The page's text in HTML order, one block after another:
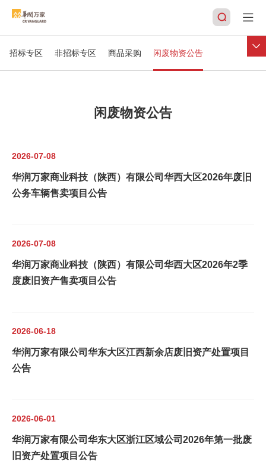
商务合作
招标专区 非招标专区 商品采购 闲废物资公告
闲废物资公告
2026-07-08
华润万家商业科技（陕西）有限公司华西大区2026年废旧
公务车辆售卖项目公告
2026-07-08
华润万家商业科技（陕西）有限公司华西大区2026年2季
度废旧资产售卖项目公告
2026-06-18
华润万家有限公司华东大区江西新余店废旧资产处置项目
公告
2026-06-01
华润万家有限公司华东大区浙江区域公司2026年第一批废
旧资产处置项目公告